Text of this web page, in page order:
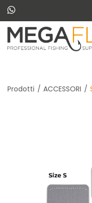
Prodotti ACCESSORI